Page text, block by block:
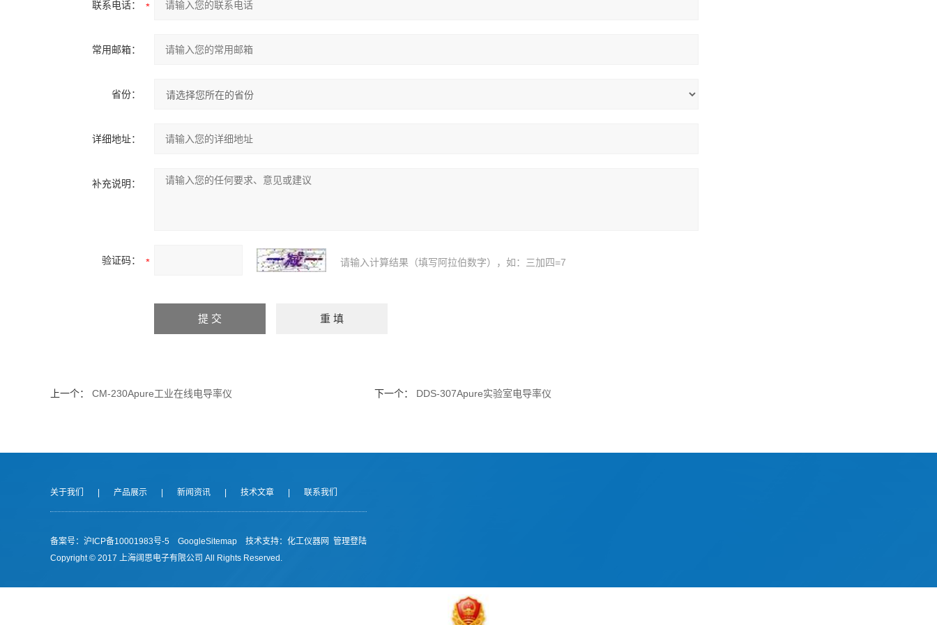
联系电话：
常用邮箱：
省份：
详细地址：
补充说明：
验证码： 请输入计算结果（填写阿拉伯数字），如：三加四=7
上一个： CM-230Apure工业在线电导率仪 下一个： DDS-307Apure实验室电导率仪
关于我们 产品展示 新闻资讯 技术文章 联系我们
备案号：沪ICP备10001983号-5 GoogleSitemap 技术支持： 化工仪器网 管理登陆
Copyright © 2017 上海阔思电子有限公司 All Rights Reserved.